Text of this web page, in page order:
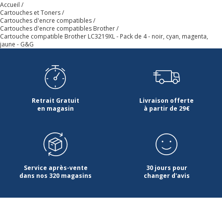
Accueil
Cartouches et Toners
Cartouches d'encre compatibles
Cartouches d'encre compatibles Brother
Cartouche compatible Brother LC3219XL - Pack de 4 - noir, cyan, magenta,
jaune - G&G
Retrait Gratuit
en magasin
Livraison offerte
à partir de 29€
Service après-vente
dans nos 320 magasins
30 jours pour
changer d'avis